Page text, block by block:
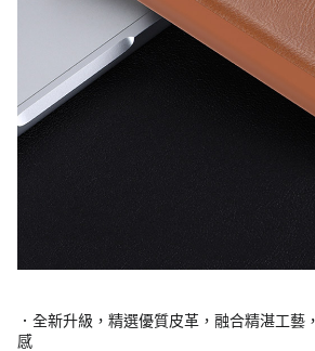
．全新升級，精選優質皮革，融合精湛工藝
感